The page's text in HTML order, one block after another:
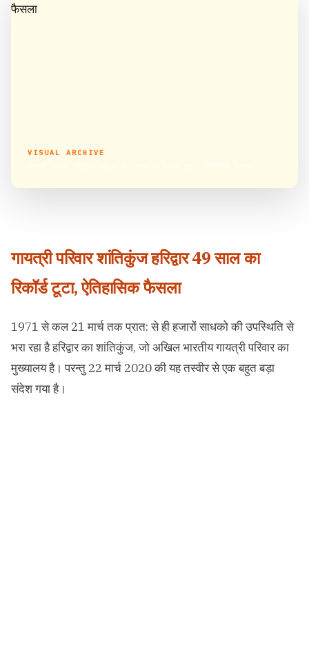
VISUAL ARCHIVE
गायत्री परिवार शांतिकुंज हरिद्वार 49 साल का
रिकॉर्ड टूटा, ऐतिहासिक फैसला
1971 से कल 21 मार्च तक प्रात: से ही हजारों साधको की उपस्थिति से
भरा रहा है हरिद्वार का शांतिकुंज, जो अखिल भारतीय गायत्री परिवार का
मुख्यालय है। परन्तु 22 मार्च 2020 की यह तस्वीर से एक बहुत बड़ा
संदेश गया है।